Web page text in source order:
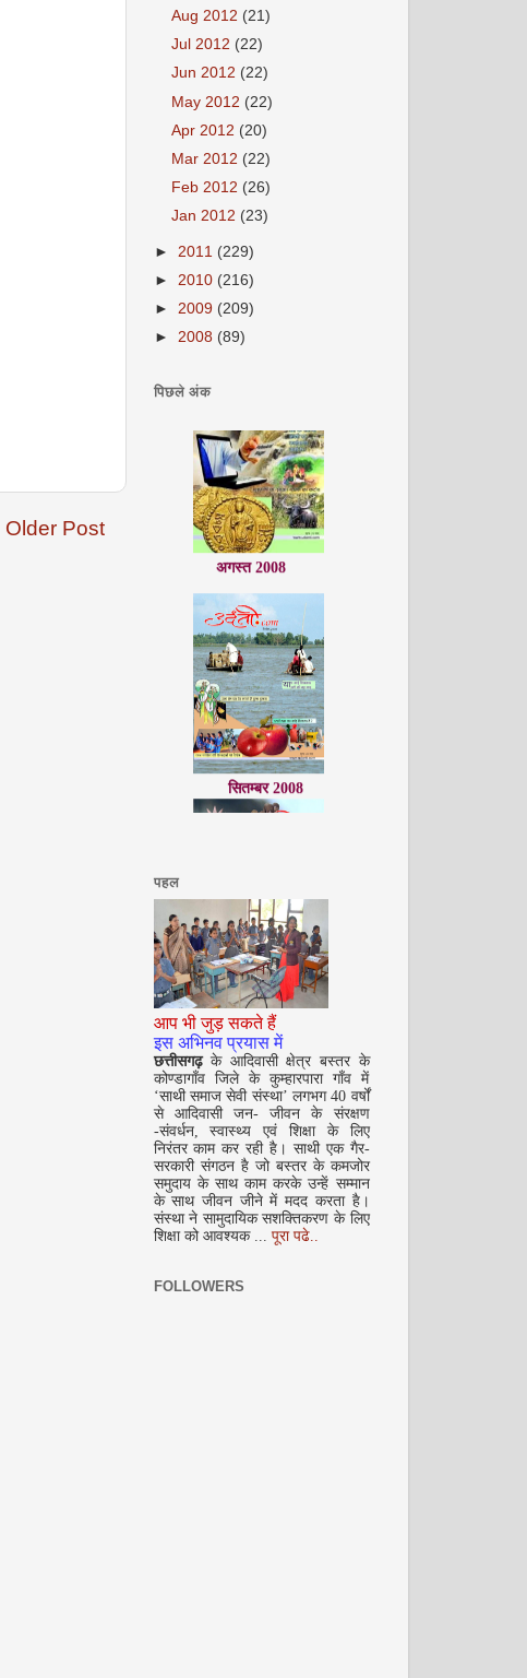
Older Post
Aug 2012 (21)
Jul 2012 (22)
Jun 2012 (22)
May 2012 (22)
Apr 2012 (20)
Mar 2012 (22)
Feb 2012 (26)
Jan 2012 (23)
► 2011 (229)
► 2010 (216)
► 2009 (209)
► 2008 (89)
पिछले अंक
अगस्त 2008
सितम्बर 2008
अक्टूबर 2008
नवंबर 2008
पहल
आप भी जुड़ सकते हैं
इस अभिनव प्रयास में
छत्तीसगढ़के आदिवासी क्षेत्र बस्तर के
कोण्डागाँव जिले के कुम्हारपारा गाँव में
‘साथी समाज सेवी संस्था’ लगभग 40 वर्षों
से आदिवासी जन- जीवन के संरक्षण
-संवर्धन, स्वास्थ्य एवं शिक्षा के लिए
निरंतर काम कर रही है। साथी एक गैर-
सरकारी संगठन है जो बस्तर के कमजोर
समुदाय के साथ काम करके उन्हें सम्मान
के साथ जीवन जीने में मदद करता है।
संस्था ने सामुदायिक सशक्तिकरण के लिए
शिक्षा को आवश्यक ... पूरा पढे..
FOLLOWERS